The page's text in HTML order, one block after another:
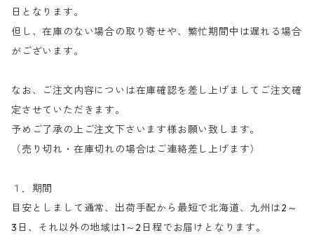
日となります。
但し、在庫のない場合の取り寄せや、繁忙期間中は遅れる場合
がございます。
なお、ご注文内容についは在庫確認を差し上げましてご注文確
定させていただきます。
予めご了承の上ご注文下さいます様お願い致します。
（売り切れ・在庫切れの場合はご連絡差し上げます）
１．期間
目安としまして通常、出荷手配から最短で北海道、九州は2～
3日、それ以外の地域は1～2日程でお届けとなります。